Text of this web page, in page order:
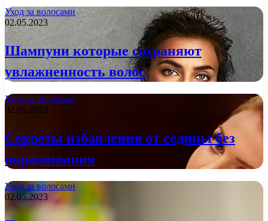
Уход за волосами
02.05.2023
Шампуни которые сохраняют
увлажненность волос
Уход за волосами
02.05.2023
Секреты избавления от седины без
окрашивания
Уход за волосами
02.05.2023